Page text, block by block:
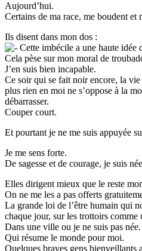
Aujourd’hui.
Certains de ma race, me boudent et
Ils disent dans mon dos :
Cette imbécile a une haute idée
Cela pèse sur mon moral de
J’en suis bien incapable.
Ce soir qui se fait noir encore, la
plus rien en moi ne s’oppose à la
débarrasser.
Couper court.
Et pourtant je ne me suis appuyée
Je me sens forte.
De sagesse et de courage, je suis
Elles dirigent mieux que le reste
On ne me les a pas offerts
La grande loi de l’être humain qui
chaque jour, sur les trottoirs comme
Dans une ville ou je ne suis pas née.
Qui résume le monde pour moi.
Quelques braves gens bienveillants